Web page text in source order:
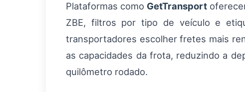
Plataformas como GetTransport
ZBE, filtros por tipo de veículo e
transportadores escolher fretes mais
as capacidades da frota, reduzindo a
quilômetro rodado.